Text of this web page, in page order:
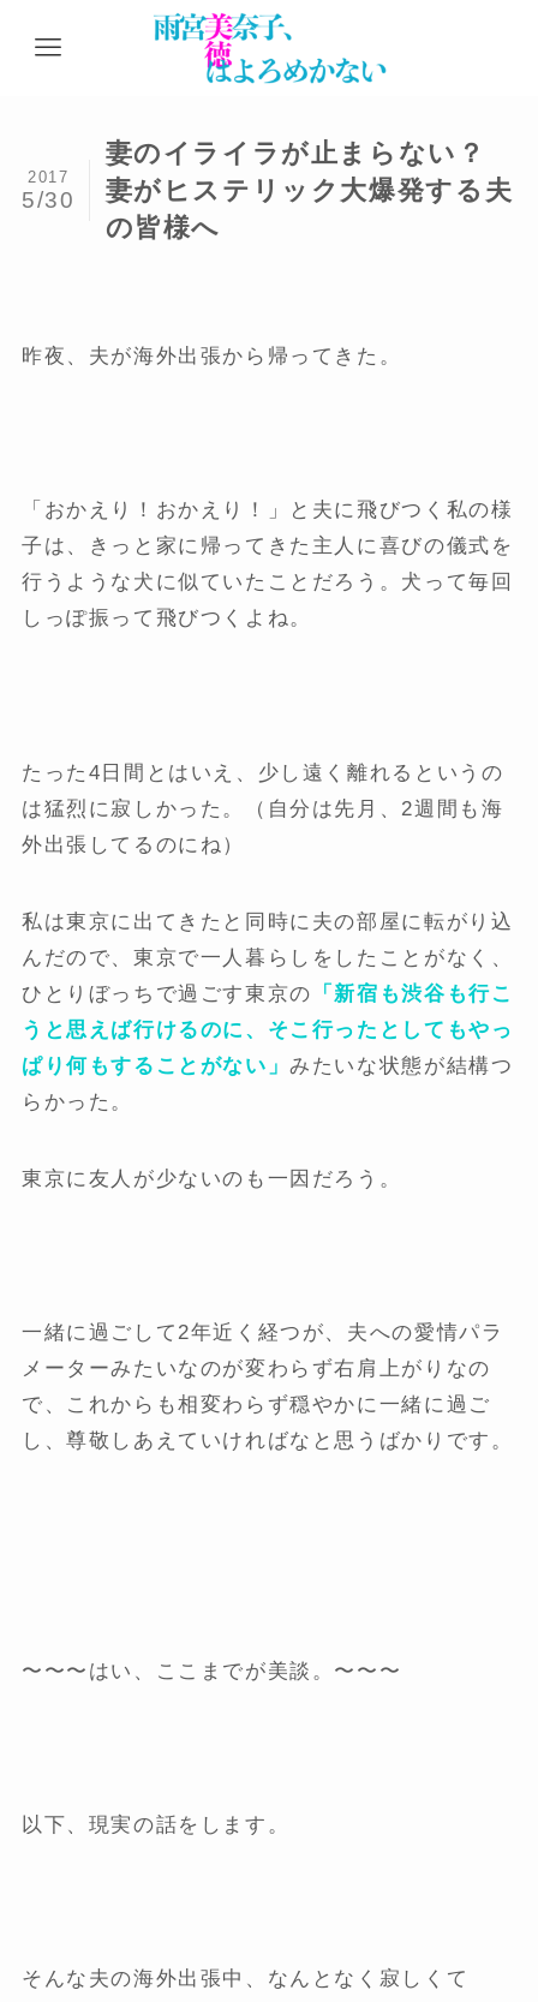
妻のイライラが止まらない？
妻がヒステリック大爆発する夫
の皆様へ
2017
5/30
昨夜、夫が海外出張から帰ってきた。
「おかえり！おかえり！」と夫に飛びつく私の様
子は、きっと家に帰ってきた主人に喜びの儀式を
行うような犬に似ていたことだろう。犬って毎回
しっぽ振って飛びつくよね。
たった4日間とはいえ、少し遠く離れるというの
は猛烈に寂しかった。（自分は先月、2週間も海
外出張してるのにね）
私は東京に出てきたと同時に夫の部屋に転がり込
んだので、東京で一人暮らしをしたことがなく、
ひとりぼっちで過ごす東京の 「新宿も渋谷も行こ
うと思えば行けるのに、そこ行ったとしてもやっ
ぱり何もすることがない」みたいな状態が結構つ
らかった。
東京に友人が少ないのも一因だろう。
一緒に過ごして2年近く経つが、夫への愛情パラ
メーターみたいなのが変わらず右肩上がりなの
で、これからも相変わらず穏やかに一緒に過ご
し、尊敬しあえていければなと思うばかりです。
〜〜〜はい、ここまでが美談。〜〜〜
以下、現実の話をします。
そんな夫の海外出張中、なんとなく寂しくて